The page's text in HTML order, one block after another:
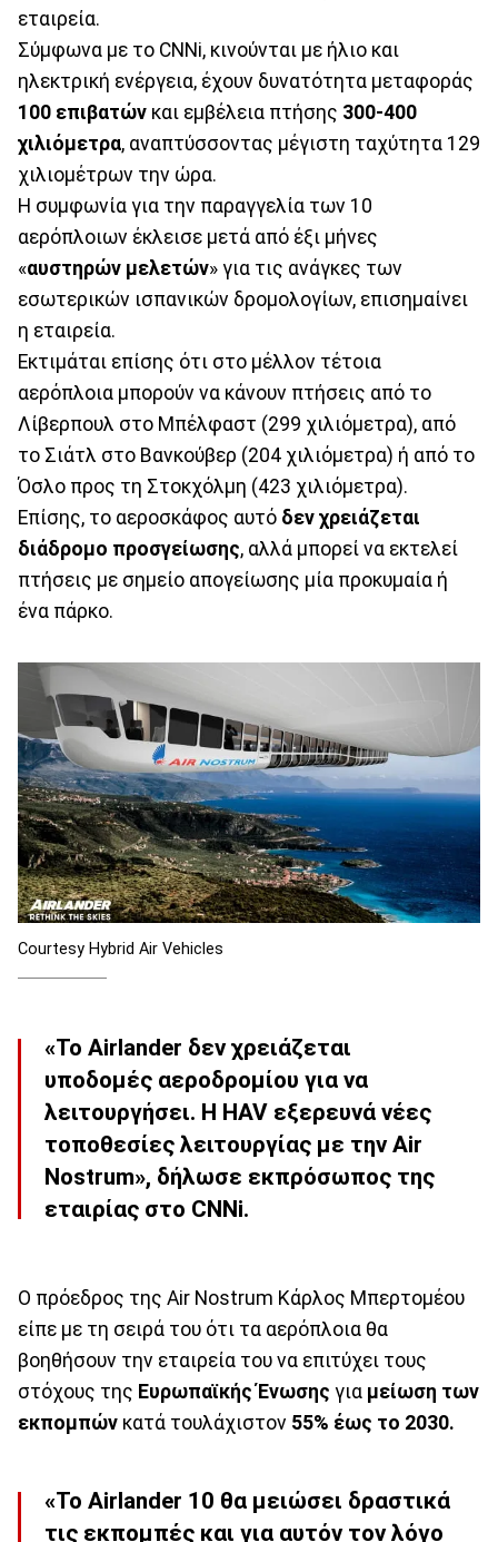
εταιρεία.
Σύμφωνα με το CNNi, κινούνται με ήλιο και
ηλεκτρική ενέργεια, έχουν δυνατότητα μεταφοράς
100 επιβατών και εμβέλεια πτήσης 300-400
χιλιόμετρα, αναπτύσσοντας μέγιστη ταχύτητα 129
χιλιομέτρων την ώρα.
Η συμφωνία για την παραγγελία των 10
αερόπλοιων έκλεισε μετά από έξι μήνες
«αυστηρών μελετών» για τις ανάγκες των
εσωτερικών ισπανικών δρομολογίων, επισημαίνει
η εταιρεία.
Εκτιμάται επίσης ότι στο μέλλον τέτοια
αερόπλοια μπορούν να κάνουν πτήσεις από το
Λίβερπουλ στο Μπέλφαστ (299 χιλιόμετρα), από
το Σιάτλ στο Βανκούβερ (204 χιλιόμετρα) ή από το
Όσλο προς τη Στοκχόλμη (423 χιλιόμετρα).
Επίσης, το αεροσκάφος αυτό δεν χρειάζεται
διάδρομο προσγείωσης, αλλά μπορεί να εκτελεί
πτήσεις με σημείο απογείωσης μία προκυμαία ή
ένα πάρκο.
Courtesy Hybrid Air Vehicles
«Το Airlander δεν χρειάζεται
υποδομές αεροδρομίου για να
λειτουργήσει. Η HAV εξερευνά νέες
τοποθεσίες λειτουργίας με την Air
Nostrum», δήλωσε εκπρόσωπος της
εταιρίας στο CNNi.
Ο πρόεδρος της Air Nostrum Κάρλος Μπερτομέου
είπε με τη σειρά του ότι τα αερόπλοια θα
βοηθήσουν την εταιρεία του να επιτύχει τους
στόχους της Ευρωπαϊκής Ένωσης για μείωση των
εκπομπών κατά τουλάχιστον 55% έως το 2030.
«Το Airlander 10 θα μειώσει δραστικά
τις εκπομπές και για αυτόν τον λόγο